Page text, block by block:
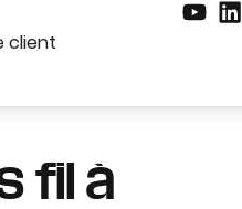
client
fil à